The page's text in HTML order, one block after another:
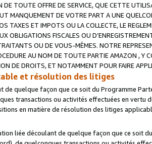
TOUTE OFFRE DE SERVICE, QUE CETTE
MANQUEMENT DE VOTRE PART A UNE
TAXES ET IMPOTS OU LA COLLECTE, LE
OBLIGATIONS FISCALES OU
OU DE VOUS-MÊMES. NOTRE
AU NOM DE TOUTE PARTIE AMAZON , Y
DE DROITS, ET NOTAMMENT POUR FAIRE
et résolution des litiges
de quelque façon que ce soit du Programme
transactions ou activités effectuées en vertu
en matière de résolution des litiges
liée découlant de quelque façon que ce soit